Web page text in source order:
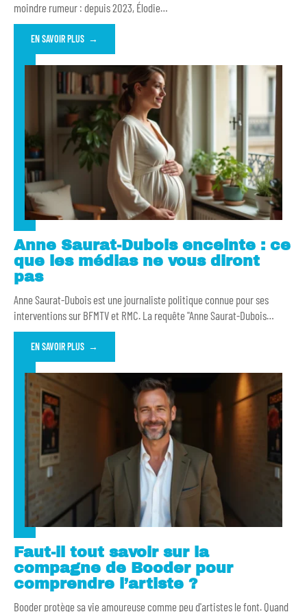
moindre rumeur : depuis 2023, Élodie…
EN SAVOIR PLUS
Anne Saurat-Dubois enceinte : ce
que les médias ne vous diront
pas
Anne Saurat-Dubois est une journaliste politique connue pour ses
interventions sur BFMTV et RMC. La requête "Anne Saurat-Dubois…
EN SAVOIR PLUS
Faut-il tout savoir sur la
compagne de Booder pour
comprendre l’artiste ?
Booder protège sa vie amoureuse comme peu d'artistes le font. Quand